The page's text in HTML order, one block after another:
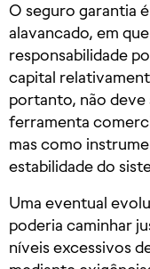
O seguro garantia
alavancado, em
responsabilidade
capital
portanto, não
ferramenta
mas como
estabilidade do
Uma eventual
poderia caminhar
níveis excessivos